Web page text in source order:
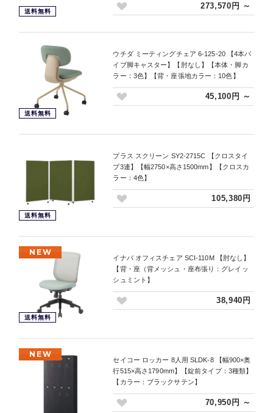
送料無料
273,570円 ～
送料無料
ウチダ ミーティングチェア 6-125-20 【4本パ
イプ脚キャスター】【肘なし】【本体・脚カ
ラー：3色】【背・座張地カラー：10色】
45,100円 ～
送料無料
プラス スクリーン SY2-2715C 【クロスタイ
プ3連】【幅2750×高さ1500mm】【クロスカ
ラー：4色】
105,380円
NEW
送料無料
イナバ オフィスチェア SCI-110M 【肘なし】
【背・座（背メッシュ・座布張り：グレイッ
シュミント】
38,940円
NEW
セイコー ロッカー 8人用 SLDK-8 【幅900×奥
行515×高さ1790mm】【錠前タイプ：3種類】
【カラー：ブラックサテン】
70,950円 ～